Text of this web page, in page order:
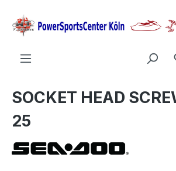
springen
SOCKET HEAD
25